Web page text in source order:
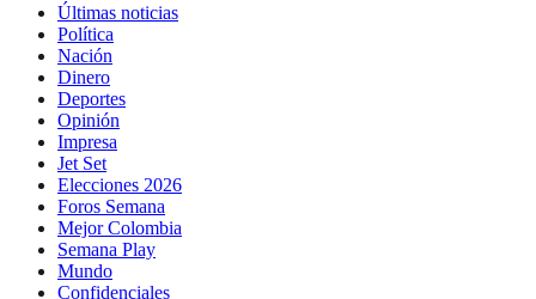
Últimas noticias
Política
Nación
Dinero
Deportes
Opinión
Impresa
Jet Set
Elecciones 2026
Foros Semana
Mejor Colombia
Semana Play
Mundo
Confidenciales